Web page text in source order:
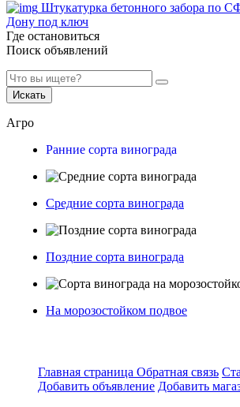
Штукатурка бетонного забора по
Дону под ключ
Где остановиться
Поиск объявлений
Искать
Агро
Ранние сорта винограда
Средние сорта винограда
Поздние сорта винограда
На морозостойком подвое
Главная страница Обратная связь
Добавить объявление Добавить